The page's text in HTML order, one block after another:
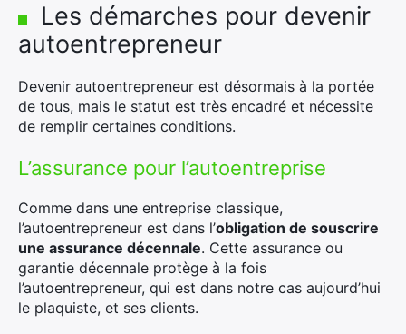
Les démarches pour devenir
autoentrepreneur
Devenir autoentrepreneur est désormais à la portée
de tous, mais le statut est très encadré et nécessite
de remplir certaines conditions.
L’assurance pour l’autoentreprise
Comme dans une entreprise classique,
l’autoentrepreneur est dans l’obligation de souscrire
une assurance décennale. Cette assurance ou
garantie décennale protège à la fois
l’autoentrepreneur, qui est dans notre cas aujourd’hui
le plaquiste, et ses clients.